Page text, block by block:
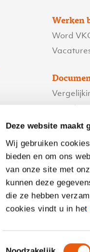
Deze website maakt
Wij gebruiken
bieden en om ons
van onze site met
kunnen deze
die ze hebben
cookies vindt u in het
Toestemmingsselectie
Werken
Word
Contact
Ik heb